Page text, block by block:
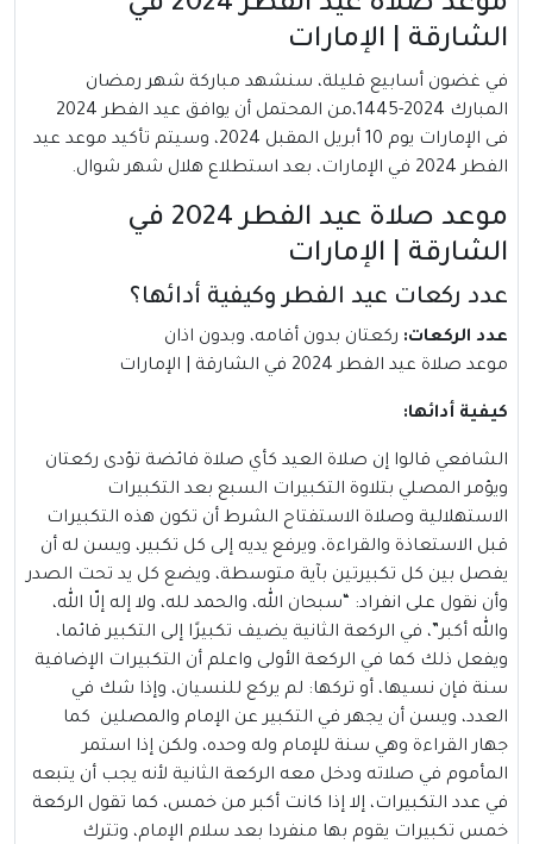
الشارقة | الإمارات
في غضون أسابيع قليلة، سنشهد مباركة شهر رمضان
المبارك 2024-1445،من المحتمل أن يوافق عيد الفطر 2024
فى الإمارات يوم 10 أبريل المقبل 2024، وسيتم تأكيد موعد عيد
الفطر 2024 في الإمارات، بعد استطلاع هلال شهر شوال.
موعد صلاة عيد الفطر 2024 في
الشارقة | الإمارات
عدد ركعات عيد الفطر وكيفية أدائها؟
عدد الركعات: ركعتان بدون أقامه، وبدون اذان
موعد صلاة عيد الفطر 2024 في الشارقة | الإمارات
كيفية أدائها:
الشافعي قالوا إن صلاة العيد كأي صلاة فائضة تؤدى ركعتان
ويؤمر المصلي بتلاوة التكبيرات السبع بعد التكبيرات
الاستهلالية وصلاة الاستفتاح الشرط أن تكون هذه التكبيرات
قبل الاستعاذة والقراءة، ويرفع يديه إلى كل تكبير، ويسن له أن
يفصل بين كل تكبيرتين بآية متوسطة، ويضع كل يد تحت الصدر
وأن نقول على انفراد: “سبحان الله، والحمد لله، ولا إله إلّا الله،
والله أكبر”، في الركعة الثانية يضيف تكبيرًا إلى التكبير قائما،
ويفعل ذلك كما في الركعة الأولى واعلم أن التكبيرات الإضافية
سنة فإن نسيها، أو تركها: لم يركع للنسيان، وإذا شك في
العدد، ويسن أن يجهر في التكبير عن الإمام والمصلين كما
جهار القراءة وهي سنة للإمام وله وحده، ولكن إذا استمر
المأموم في صلاته ودخل معه الركعة الثانية لأنه يجب أن يتبعه
في عدد التكبيرات، إلا إذا كانت أكبر من خمس، كما تقول الركعة
خمس تكبيرات يقوم بها منفردا بعد سلام الإمام، وتترك